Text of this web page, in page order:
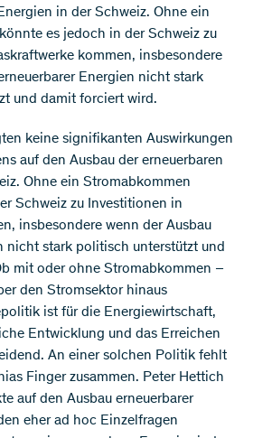
in der Schweiz. Ohne ein
es jedoch in der Schweiz zu
kommen, insbesondere
Energien nicht stark
und damit forciert wird.
keine signifikanten Auswirkungen
auf den Ausbau der erneuerbaren
Ohne ein Stromabkommen
Schweiz zu Investitionen in
insbesondere wenn der Ausbau
nicht stark politisch unterstützt und
mit oder ohne Stromabkommen –
den Stromsektor hinaus
ist für die Energiewirtschaft,
Entwicklung und das Erreichen
An einer solchen Politik fehlt
Finger zusammen. Peter Hettich
auf den Ausbau erneuerbarer
eher ad hoc Einzelfragen